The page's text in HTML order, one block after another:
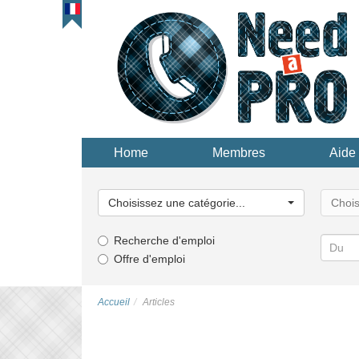
Home Membres Aide
une
catégorie...
Choisissez une catégorie...
une
Recherche d'emploi
Offre d'emploi
Accueil Articles